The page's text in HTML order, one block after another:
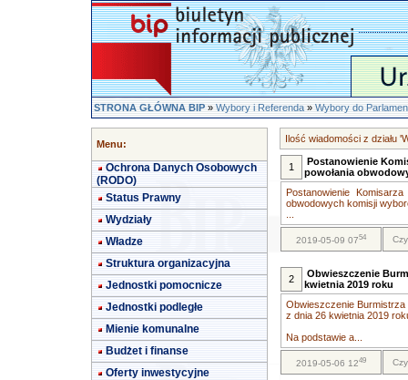
STRONA GŁÓWNA BIP»Wybory i Referenda»Wybory do
Menu:
Ochrona Danych Osobowych
(RODO)
Status Prawny
Wydziały
Władze
Struktura organizacyjna
Jednostki pomocnicze
Jednostki podległe
Mienie komunalne
Budżet i finanse
Oferty inwestycyjne
Ilość wiadomości z działu
1
Postanowienie
powołania
Postanowienie
obwodowych komisji
2019-05-09 0754
2
Obwieszczenie
kwietnia 2019 roku
Obwieszczenie Burmistrza
z dnia 26 kwietnia 2019
Na podstawie a...
2019-05-06 1249